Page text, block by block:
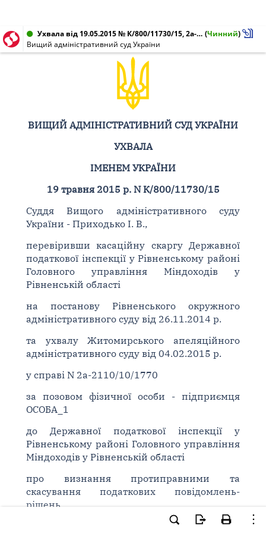
Ухвала від 19.05.2015 № К/800/11730/15, 2а-2110/10/1770 (Чинний)
Вищий адміністративний суд України
ВИЩИЙ АДМІНІСТРАТИВНИЙ СУД УКРАЇНИ
УХВАЛА
ІМЕНЕМ УКРАЇНИ
19 травня 2015 р. N К/800/11730/15
Суддя Вищого адміністративного суду
України - Приходько І. В.,
перевіривши касаційну скаргу Державної
податкової інспекції у Рівненському районі
Головного управління Міндоходів у
Рівненській області
на постанову Рівненського окружного
адміністративного суду від 26.11.2014 р.
та ухвалу Житомирського апеляційного
адміністративного суду від 04.02.2015 р.
у справі N 2а-2110/10/1770
за позовом фізичної особи - підприємця
ОСОБА_1
до Державної податкової інспекції у
Рівненському районі Головного управління
Міндоходів у Рівненській області
про визнання протиправними та
скасування податкових повідомлень-
рішень,